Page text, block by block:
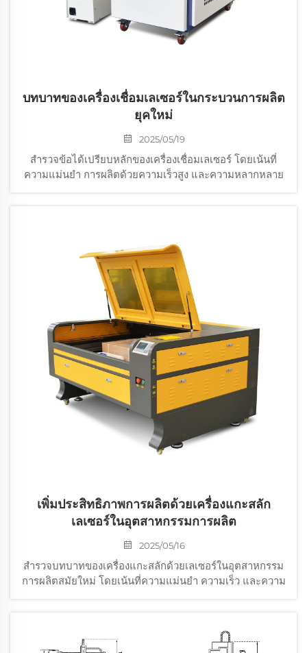
บทบาทของเครื่องเชื่อมเลเซอร์ในกระบวนการผลิต
ยุคใหม่
2025/05/19
สำรวจข้อได้เปรียบหลักของเครื่องเชื่อมเลเซอร์ โดยเน้นที่
ความแม่นยำ การผลิตด้วยความเร็วสูง และความหลากหลาย
เพิ่มประสิทธิภาพการผลิตด้วยเครื่องแกะสลัก
เลเซอร์ในอุตสาหกรรมการผลิต
2025/05/16
สำรวจบทบาทของเครื่องแกะสลักด้วยเลเซอร์ในอุตสาหกรรม
การผลิตสมัยใหม่ โดยเน้นที่ความแม่นยำ ความเร็ว และความ